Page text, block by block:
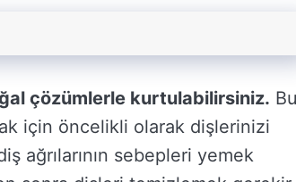
çözümlerle kurtulabilirsiniz.
için öncelikli olarak dişlerinizi
ağrılarının sebepleri yemek